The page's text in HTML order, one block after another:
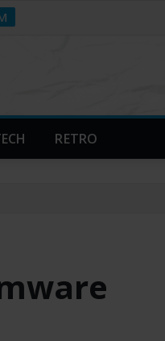
RETRO